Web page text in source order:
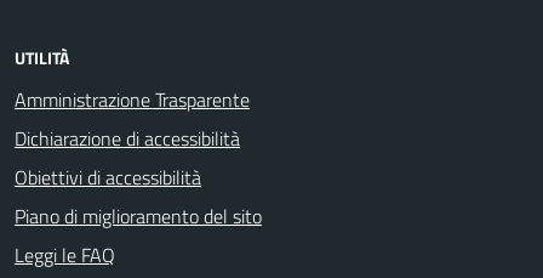
UTILITÀ
Amministrazione Trasparente
Dichiarazione di accessibilità
Obiettivi di accessibilità
Piano di miglioramento del sito
Leggi le FAQ